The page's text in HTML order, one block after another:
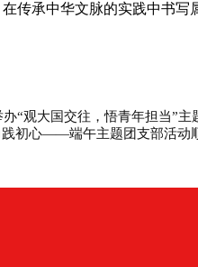
传承中华文脉的实践中书写
“观大国交往，悟青年担当”主
践初心——端午主题团支部活动